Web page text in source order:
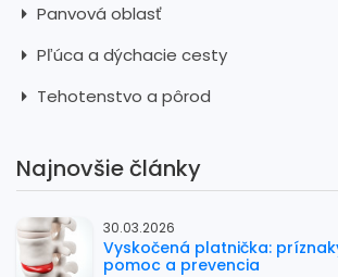
Panvová oblasť
Pľúca a dýchacie cesty
Tehotenstvo a pôrod
Najnovšie články
30.03.2026
Vyskočená platnička:
pomoc a prevencia